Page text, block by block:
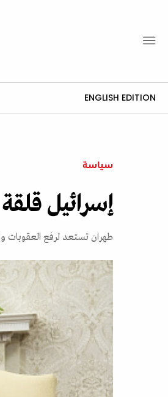
ENGLISH EDITION
سياسة
إسرائيل
طهران تستعد لرفع العقوبات